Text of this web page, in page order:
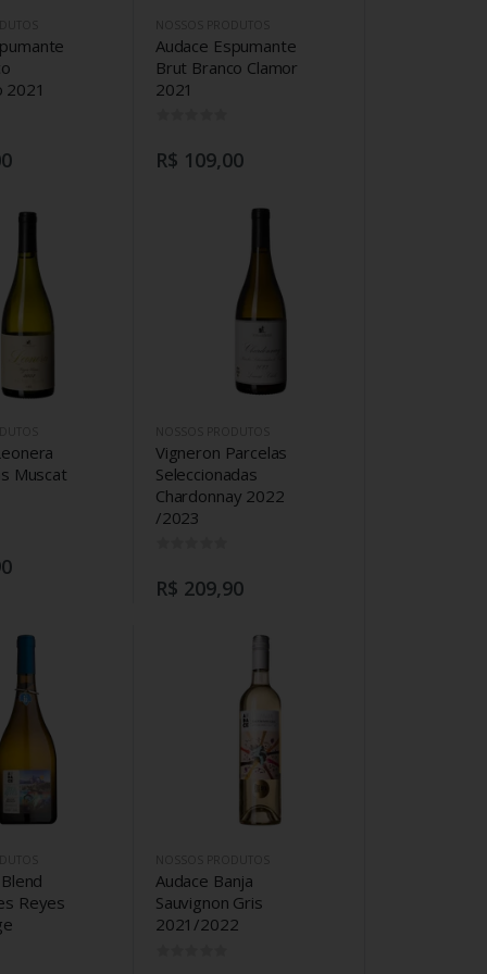
2021
Audace Espumante
Brut Branco Clamor
2021
R$ 109,00
Muscat
Vigneron Parcelas
Seleccionadas
Chardonnay 2022
/2023
R$ 209,90
Reyes
Audace Banja
Sauvignon Gris
2021/2022